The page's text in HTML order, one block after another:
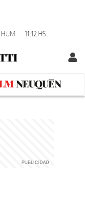
HUM 11:12 HS